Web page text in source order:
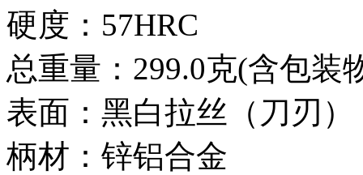
硬度：57HRC
总重量：299.0克(含包装
表面：黑白拉丝（刀刃）
柄材：锌铝合金